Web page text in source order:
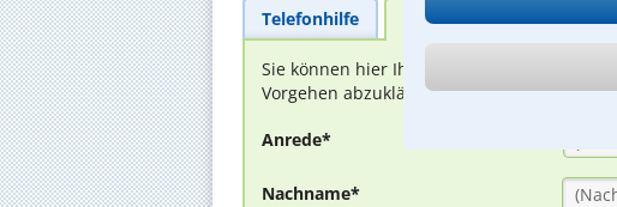
Telefonhilfe Beratungsanfrage
Sie können hier Ihren Fall schildern.
Vorgehen abzuklären. Die Rückmeldung
Anrede*
Nachname*